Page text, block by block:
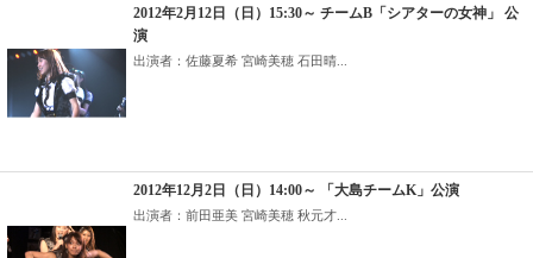
2012年2月12日（日）15:30～ チームB「シアターの女神」 公
演
出演者：佐藤夏希 宮崎美穂 石田晴...
2012年12月2日（日）14:00～ 「大島チームK」公演
出演者：前田亜美 宮崎美穂 秋元才...